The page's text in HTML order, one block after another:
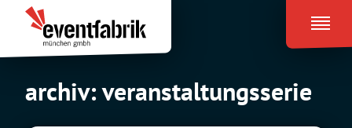
Inhalt
springen
Eventfabrik
München
archiv:veranstaltungsserie